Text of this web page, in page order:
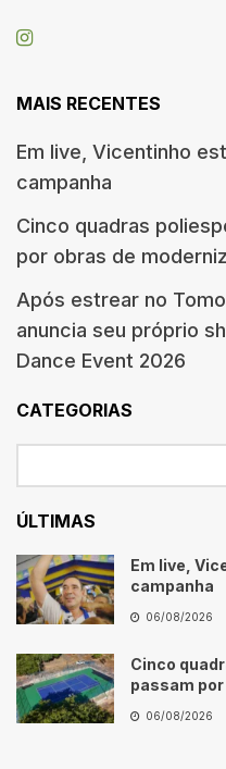
MAIS RECENTES
Em live, Vicentinho
campanha
Cinco quadras
por obras de
Após estrear no
anuncia seu próprio
Dance Event 2026
CATEGORIAS
ÚLTIMAS
Em live,
campanha
06/08/2026
Cinco
passam
06/08/2026